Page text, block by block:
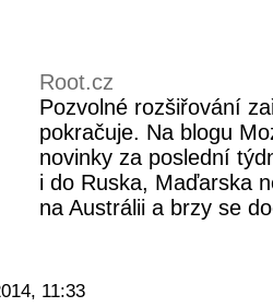
Root.cz
Pozvolné rozšiřování
pokračuje. Na blogu
novinky za poslední
i do Ruska, Maďarska
na Austrálii a brzy se
11:33